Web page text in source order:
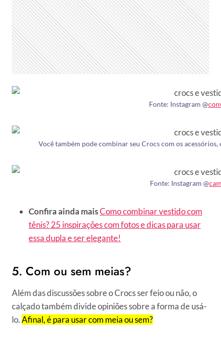
Fonte: Instagram @
Você também pode combinar seu Crocs com os
Fonte: Instagram @
Confira ainda maisComo combinar vestido com
tênis? 25 inspirações com fotos e dicas para usar
essa dupla e ser elegante!
5. Com ou sem meias?
Além das discussões sobre o Crocs ser feio ou não, o
calçado também divide opiniões sobre a forma de usá-
lo.Afinal, é para usar com meia ou sem?